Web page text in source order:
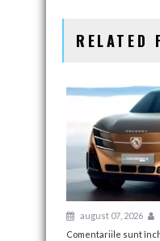
RELATED
august 07, 2026
Comentariile sunt